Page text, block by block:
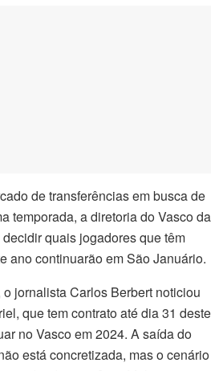
de transferências em busca de
temporada, a diretoria do Vasco da
quais jogadores que têm
ano continuarão em São Januário.
jornalista Carlos Berbert noticiou
que tem contrato até dia 31 deste
no Vasco em 2024. A saída do
está concretizada, mas o cenário